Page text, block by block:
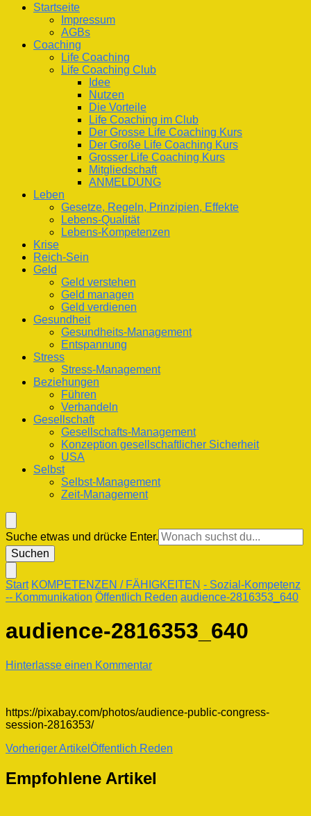
Life Coaching Club
Für Deine Lebenskompetenz
Startseite
Impressum
AGBs
Coaching
Life Coaching
Life Coaching Club
Idee
Nutzen
Die Vorteile
Life Coaching im Club
Der Grosse Life Coaching Kurs
Der Große Life Coaching Kurs
Grosser Life Coaching Kurs
Mitgliedschaft
ANMELDUNG
Leben
Gesetze, Regeln, Prinzipien, Effekte
Lebens-Qualität
Lebens-Kompetenzen
Krise
Reich-Sein
Geld
Geld verstehen
Geld managen
Geld verdienen
Gesundheit
Gesundheits-Management
Entspannung
Stress
Stress-Management
Beziehungen
Führen
Verhandeln
Gesellschaft
Gesellschafts-Management
Konzeption gesellschaftlicher Sicherheit
USA
Selbst
Selbst-Management
Zeit-Management
Suchst
du
nach
Suche etwas und drücke Enter.
Start KOMPETENZEN / FÄHIGKEITEN - Sozial-Kompetenz
-- Kommunikation Öffentlich Reden audience-2816353_640
audience-2816353_640
Hinterlasse einen Kommentarzu
https://pixabay.com/photos/audience-public-congress-
session-2816353/
Beitragsnavigation
Vorheriger Artikel Öffentlich Reden
Empfohlene Artikel